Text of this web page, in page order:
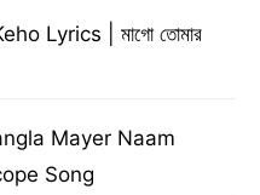
Lyrics | মাগো তোমার
Mayer Naam
Song